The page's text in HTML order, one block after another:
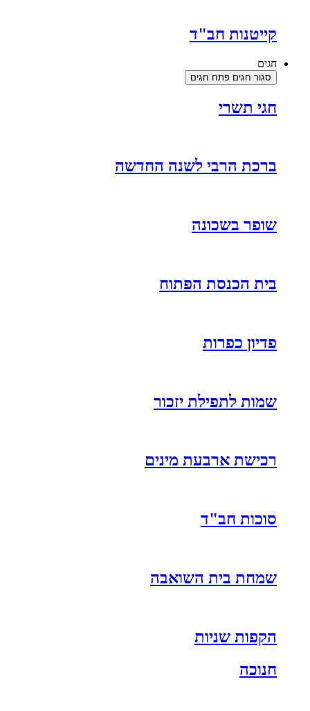
קייטנות חב"ד
חגים
סגור חגים פתח חגים
חגי תשרי
ברכת הרבי לשנה החדשה
שופר בשכונה
בית הכנסת הפתוח
פדיון כפרות
שמות לתפילת יזכור
רכישת ארבעת מינים
סוכות חב"ד
שמחת בית השואבה
הקפות שניות
חנוכה